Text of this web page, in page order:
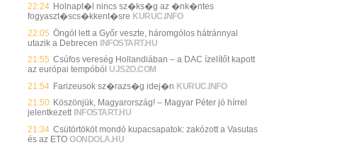
22:24 Holnapt�l nincs sz�ks�g az �nk�ntes
fogyaszt�scs�kkent�sre KURUC.INFO
22:05 Öngól lett a Győr veszte, háromgólos hátránnyal
utazik a Debrecen INFOSTART.HU
21:55 Csúfos vereség Hollandiában – a DAC ízelítőt kapott
az európai tempóból UJSZO.COM
21:54 Farizeusok sz�razs�g idej�n KURUC.INFO
21:50 Köszönjük, Magyarország! – Magyar Péter jó hírrel
jelentkezett INFOSTART.HU
21:34 Csütörtököt mondó kupacsapatok: zakózott a Vasutas
és az ETO GONDOLA.HU